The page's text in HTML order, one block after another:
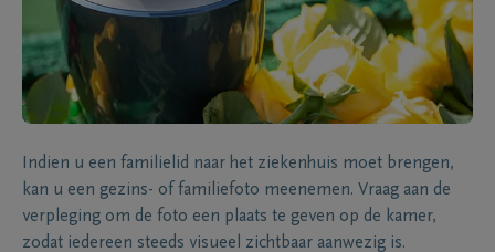
Indien u een familielid naar het ziekenhuis moet brengen,
kan u een gezins- of familiefoto meenemen. Vraag aan de
verpleging om de foto een plaats te geven op de kamer,
zodat iedereen steeds visueel zichtbaar aanwezig is.